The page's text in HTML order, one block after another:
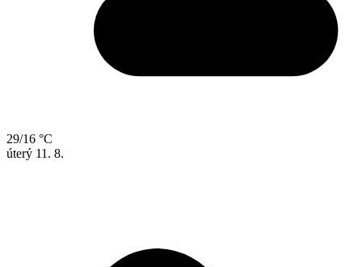
29/16 °C
úterý 11. 8.